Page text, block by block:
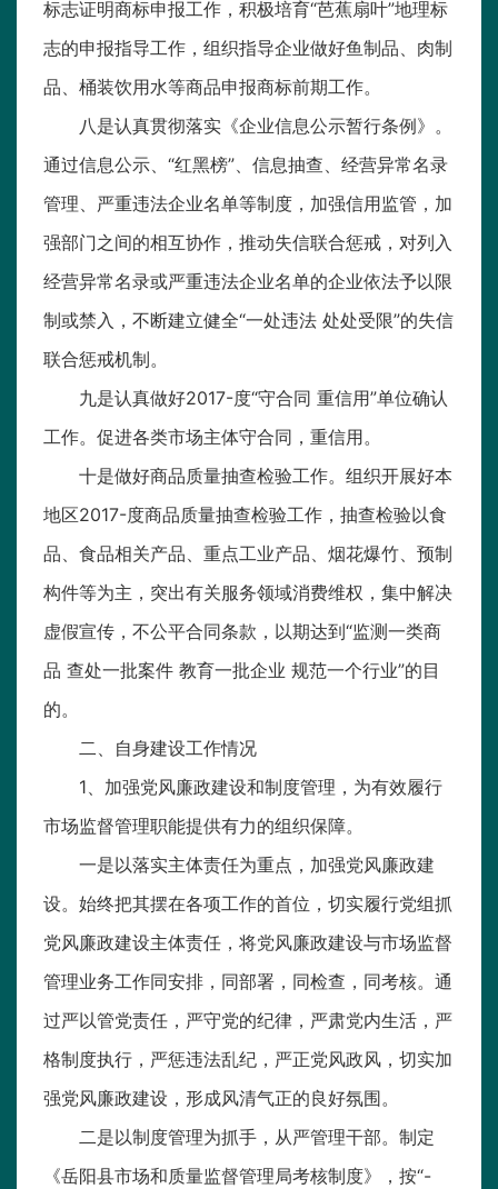
标志证明商标申报工作，积极培育“芭蕉扇叶”地理标
志的申报指导工作，组织指导企业做好鱼制品、肉制
品、桶装饮用水等商品申报商标前期工作。
八是认真贯彻落实《企业信息公示暂行条例》。
通过信息公示、“红黑榜”、信息抽查、经营异常名录
管理、严重违法企业名单等制度，加强信用监管，加
强部门之间的相互协作，推动失信联合惩戒，对列入
经营异常名录或严重违法企业名单的企业依法予以限
制或禁入，不断建立健全“一处违法 处处受限”的失信
联合惩戒机制。
九是认真做好2017-度“守合同 重信用”单位确认
工作。促进各类市场主体守合同，重信用。
十是做好商品质量抽查检验工作。组织开展好本
地区2017-度商品质量抽查检验工作，抽查检验以食
品、食品相关产品、重点工业产品、烟花爆竹、预制
构件等为主，突出有关服务领域消费维权，集中解决
虚假宣传，不公平合同条款，以期达到“监测一类商
品 查处一批案件 教育一批企业 规范一个行业”的目
的。
二、自身建设工作情况
1、加强党风廉政建设和制度管理，为有效履行
市场监督管理职能提供有力的组织保障。
一是以落实主体责任为重点，加强党风廉政建
设。始终把其摆在各项工作的首位，切实履行党组抓
党风廉政建设主体责任，将党风廉政建设与市场监督
管理业务工作同安排，同部署，同检查，同考核。通
过严以管党责任，严守党的纪律，严肃党内生活，严
格制度执行，严惩违法乱纪，严正党风政风，切实加
强党风廉政建设，形成风清气正的良好氛围。
二是以制度管理为抓手，从严管理干部。制定
《岳阳县市场和质量监督管理局考核制度》，按“-